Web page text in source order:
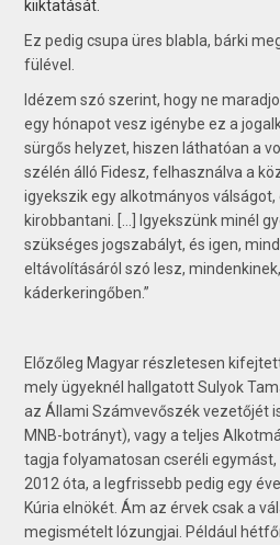
kiiktatását.
Ez pedig csupa üres blabla, bárki
fülével.
Idézem szó szerint, hogy ne
egy hónapot vesz igénybe ez a
sürgős helyzet, hiszen láthatóan a
szélén álló Fidesz, felhasználva a
igyekszik egy alkotmányos
kirobbantani. […] Igyekszünk minél
szükséges jogszabályt, és igen,
eltávolításáról szó lesz,
káderkeringőben.”
Előzőleg Magyar részletesen
mely ügyeknél hallgatott Sulyok
az Állami Számvevőszék vezetőjét
MNB-botrányt), vagy a teljes
tagja folyamatosan cseréli egymást,
2012 óta, a legfrissebb pedig egy
Kúria elnökét. Ám az érvek csak a
megismételt lózungjai. Például